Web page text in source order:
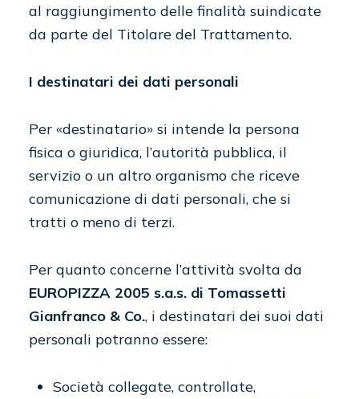
al raggiungimento delle finalità suindicate
da parte del Titolare del Trattamento.
I destinatari dei dati personali
Per «destinatario» si intende la persona
fisica o giuridica, l’autorità pubblica, il
servizio o un altro organismo che riceve
comunicazione di dati personali, che si
tratti o meno di terzi.
Per quanto concerne l’attività svolta da
EUROPIZZA 2005 s.a.s. di Tomassetti
Gianfranco & Co., i destinatari dei suoi dati
personali potranno essere:
Società collegate, controllate,